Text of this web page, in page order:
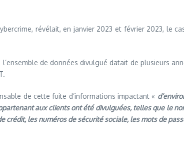
révélait, en janvier 2023 et février 2023, le
de données divulgué datait de plusieurs
de cette fuite d’informations impactant «
aux clients ont été divulguées, telles que le
crédit, les numéros de sécurité sociale, les mots de